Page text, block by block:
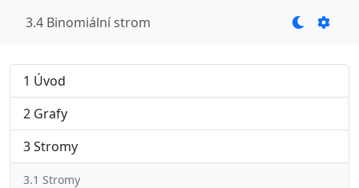
3.4 Binomiální strom
1 Úvod
2 Grafy
3 Stromy
3.1 Stromy